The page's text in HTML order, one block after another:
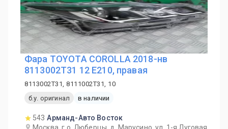
Фара TOYOTA COROLLA 2018-нв
8113002T31 12 E210, правая
8113002T31, 8111002T31, 10
б.у. оригинал
в наличии
543 Арманд-Авто Восток